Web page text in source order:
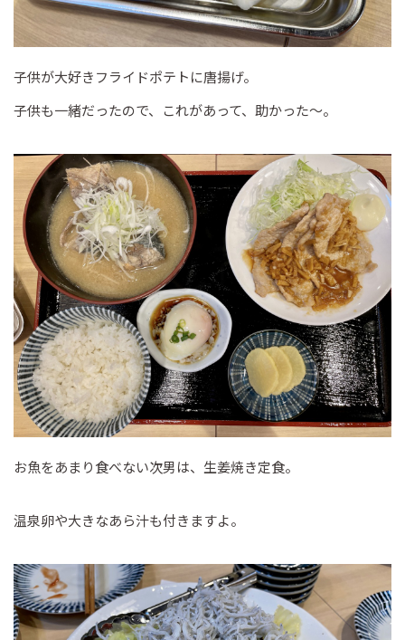
子供が大好きフライドポテトに唐揚げ。
子供も一緒だったので、これがあって、助かった～。
お魚をあまり食べない次男は、生姜焼き定食。
温泉卵や大きなあら汁も付きますよ。